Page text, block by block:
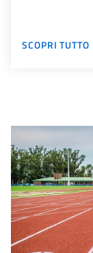
SCOPRI TUTTO